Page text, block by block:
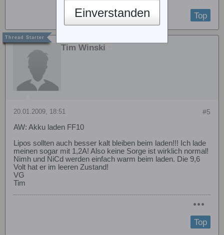
Top
Tim Winski
#5
20.01.2009, 18:51
AW: Akku laden FF10
Lipos sollten auch besser kalt bleiben beim laden!!! Ich lade
meinen sogar mit 1,2A! Also keine Sorge ist wirklich normal!
Nimh und NiCd werden einfach warm beim laden. Die 9,6
Volt hat er im leeren Zustand!
VG
Tim
Top
Einverstanden